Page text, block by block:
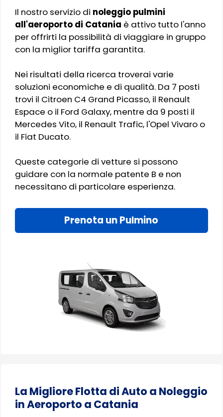
Il nostro servizio di noleggio pulmini
all'aeroporto di Catania è attivo tutto l'anno
per offrirti la possibilità di viaggiare in gruppo
con la miglior tariffa garantita.
Nei risultati della ricerca troverai varie
soluzioni economiche e di qualità. Da 7 posti
trovi il Citroen C4 Grand Picasso, il Renault
Espace o il Ford Galaxy, mentre da 9 posti il
Mercedes Vito, il Renault Trafic, l'Opel Vivaro o
il Fiat Ducato.
Queste categorie di vetture si possono
guidare con la normale patente B e non
necessitano di particolare esperienza.
Prenota un Pulmino
La Migliore Flotta di Auto a Noleggio
in Aeroporto a Catania